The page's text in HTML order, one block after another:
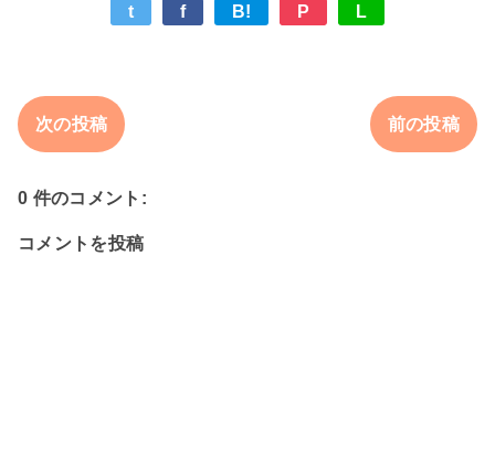
t f B! P L
次の投稿 前の投稿
0 件のコメント:
コメントを投稿